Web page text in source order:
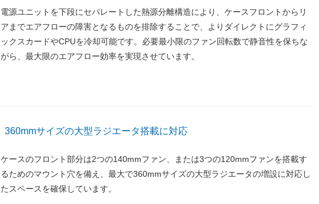
電源ユニットを下段にセパレートした熱源分離構造により、ケースフロントからリ
アまでエアフローの障害となるものを排除することで、よりダイレクトにグラフィ
ックスカードやCPUを冷却可能です。必要最小限のファン回転数で静音性を保ちな
がら、最大限のエアフロー効率を実現させています。
360mmサイズの大型ラジエータ搭載に対応
ケースのフロント部分は2つの140mmファン、または3つの120mmファンを搭載す
るためのマウント穴を備え、最大で360mmサイズの大型ラジエータの増設に対応し
たスペースを確保しています。